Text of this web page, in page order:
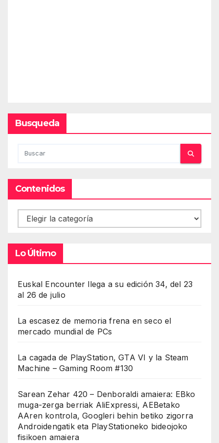
Busqueda
Contenidos
Contenidos
Lo Último
Euskal Encounter llega a su edición 34, del 23
al 26 de julio
La escasez de memoria frena en seco el
mercado mundial de PCs
La cagada de PlayStation, GTA VI y la Steam
Machine – Gaming Room #130
Sarean Zehar 420 – Denboraldi amaiera: EBko
muga-zerga berriak AliExpressi, AEBetako
AAren kontrola, Googleri behin betiko zigorra
Androidengatik eta PlayStationeko bideojoko
fisikoen amaiera